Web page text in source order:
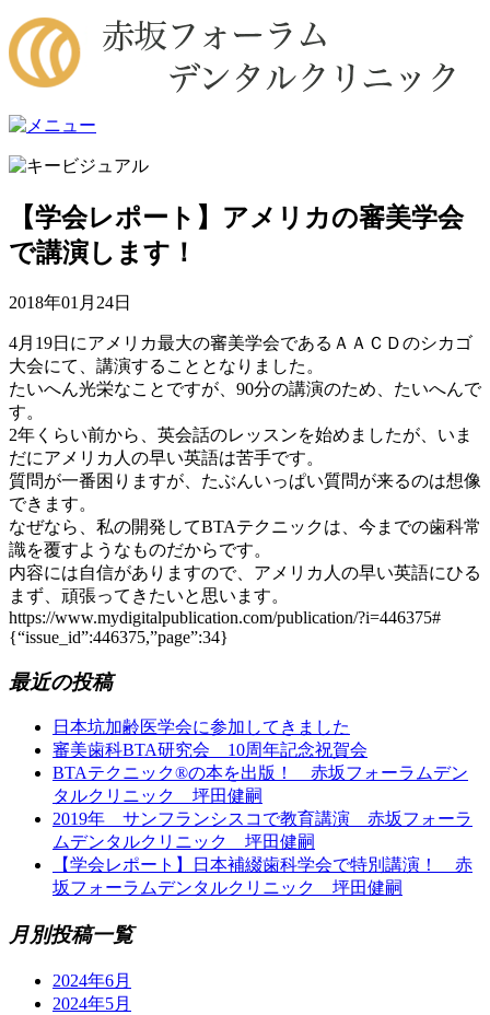
【学会レポート】アメリカの審美学会
で講演します！
2018年01月24日
4月19日にアメリカ最大の審美学会であるＡＡＣＤのシカゴ
大会にて、講演することとなりました。
たいへん光栄なことですが、90分の講演のため、たいへんで
す。
2年くらい前から、英会話のレッスンを始めましたが、いま
だにアメリカ人の早い英語は苦手です。
質問が一番困りますが、たぶんいっぱい質問が来るのは想像
できます。
なぜなら、私の開発してBTAテクニックは、今までの歯科常
識を覆すようなものだからです。
内容には自信がありますので、アメリカ人の早い英語にひる
まず、頑張ってきたいと思います。
https://www.mydigitalpublication.com/publication/?i=446375#
{“issue_id”:446375,”page”:34}
最近の投稿
日本坑加齢医学会に参加してきました
審美歯科BTA研究会 10周年記念祝賀会
BTAテクニック®の本を出版！ 赤坂フォーラムデン
タルクリニック 坪田健嗣
2019年 サンフランシスコで教育講演 赤坂フォーラ
ムデンタルクリニック 坪田健嗣
【学会レポート】日本補綴歯科学会で特別講演！ 赤
坂フォーラムデンタルクリニック 坪田健嗣
月別投稿一覧
2024年6月
2024年5月